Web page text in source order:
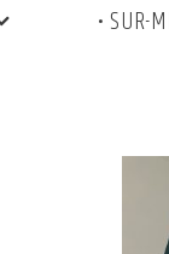
• SUR-